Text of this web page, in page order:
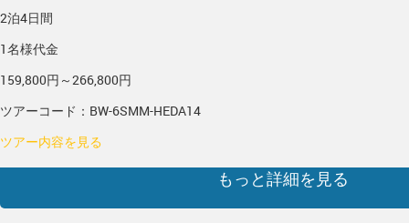
2泊4日間
1名様代金
159,800円～266,800円
ツアーコード：BW-6SMM-HEDA14
ツアー内容を見る
もっと詳細を見る